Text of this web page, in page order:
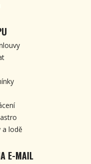
a lodě
E-MAIL